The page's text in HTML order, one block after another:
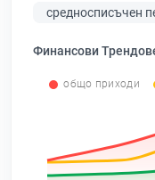
средносписъчен
Финансови
общо приходи